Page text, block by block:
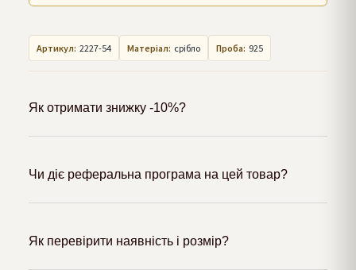
Артикул: 2227-54 Матеріал: срібло Проба: 925
Як отримати знижку -10%?
Чи діє реферальна програма на цей товар?
Як перевірити наявність і розмір?